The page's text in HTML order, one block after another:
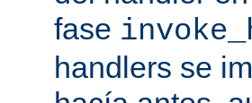
fase
handlers se